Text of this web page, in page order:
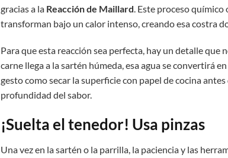
gracias a la Reacción de Maillard . Este proceso
transforman bajo un calor intenso, creando esa costra
Para que esta reacción sea perfecta, hay un detalle que
carne llega a la sartén húmeda, esa agua se convertirá
gesto como secar la superficie con papel de cocina
profundidad del sabor.
¡Suelta el tenedor! Usa pinzas
Una vez en la sartén o la parrilla, la paciencia y las